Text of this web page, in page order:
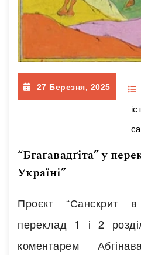
27 Березня, 2025
“Бгаґавадґіта” у
Україні”
Проєкт “Санскрит в
переклад 1 і 2
коментарем